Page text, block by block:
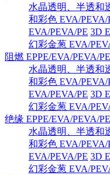
水晶透明、半透和
和彩色 EVA/PEVA/
EVA/PEVA/PE 3D
幻彩金葱 EVA/
阻燃 EPPE/EVA/PEVA/PE
水晶透明、半透和
和彩色 EVA/PEVA/
EVA/PEVA/PE 3D
幻彩金葱 EVA/
绝缘 EPPE/EVA/PEVA/PE
水晶透明、半透和
和彩色 EVA/PEVA/
EVA/PEVA/PE 3D
幻彩金葱 EVA/